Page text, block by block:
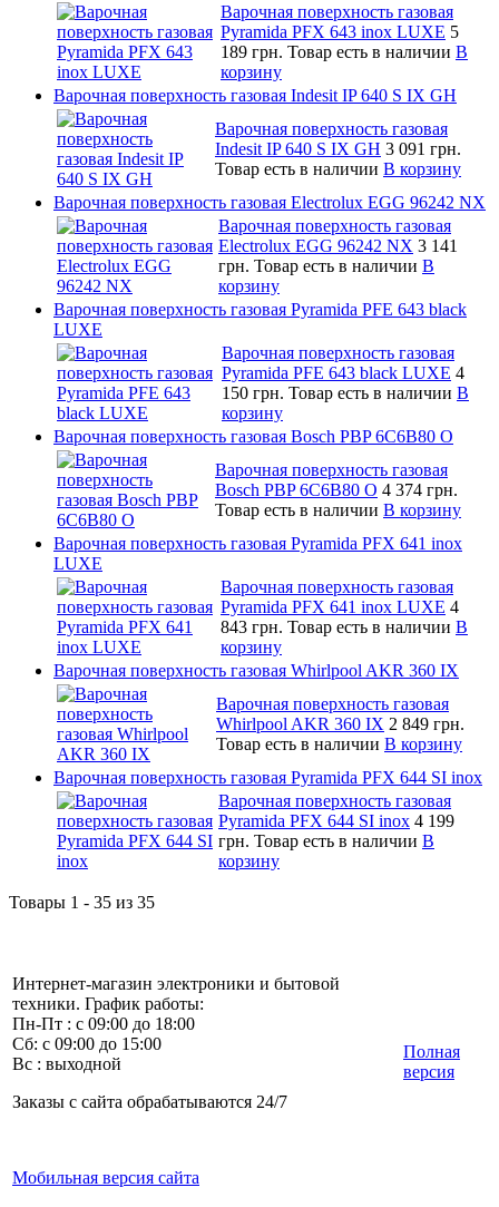
Варочная поверхность газовая
Pyramida PFX 643 inox LUXE 5
189 грн. Товар есть в наличии В
корзину
Варочная поверхность газовая Indesit IP 640 S IX GH
Варочная поверхность газовая
Indesit IP 640 S IX GH 3 091 грн.
Товар есть в наличии В корзину
Варочная поверхность газовая Electrolux EGG 96242 NX
Варочная поверхность газовая
Electrolux EGG 96242 NX 3 141
грн. Товар есть в наличии В
корзину
Варочная поверхность газовая Pyramida PFE 643 black
LUXE
Варочная поверхность газовая
Pyramida PFE 643 black LUXE 4
150 грн. Товар есть в наличии В
корзину
Варочная поверхность газовая Bosch PBP 6C6B80 O
Варочная поверхность газовая
Bosch PBP 6C6B80 O 4 374 грн.
Товар есть в наличии В корзину
Варочная поверхность газовая Pyramida PFX 641 inox
LUXE
Варочная поверхность газовая
Pyramida PFX 641 inox LUXE 4
843 грн. Товар есть в наличии В
корзину
Варочная поверхность газовая Whirlpool AKR 360 IX
Варочная поверхность газовая
Whirlpool AKR 360 IX 2 849 грн.
Товар есть в наличии В корзину
Варочная поверхность газовая Pyramida PFX 644 SI inox
Варочная поверхность газовая
Pyramida PFX 644 SI inox 4 199
грн. Товар есть в наличии В
корзину
Товары 1 - 35 из 35
Интернет-магазин электроники и бытовой
техники. График работы:
Пн-Пт : с 09:00 до 18:00
Сб: с 09:00 до 15:00
Вс : выходной
Заказы с сайта обрабатываются 24/7
Мобильная версия сайта
Полная
версия